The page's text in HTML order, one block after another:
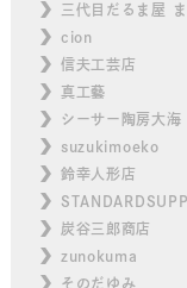
三代目だるま屋
cion
信夫工芸店
真工藝
シーサー陶房大海
suzukimoeko
鈴幸人形店
炭谷三郎商店
zunokuma
そのだゆみ